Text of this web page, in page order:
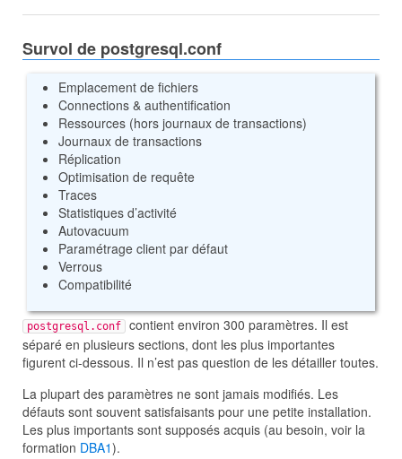
Survol de postgresql.conf
Emplacement de fichiers
Connections & authentification
Ressources (hors journaux de transactions)
Journaux de transactions
Réplication
Optimisation de requête
Traces
Statistiques d’activité
Autovacuum
Paramétrage client par défaut
Verrous
Compatibilité
postgresql.conf
contient environ 300 paramètres. Il est
séparé en plusieurs sections, dont les plus importantes
figurent ci-dessous. Il n’est pas question de les détailler toutes.
La plupart des paramètres ne sont jamais modifiés. Les
défauts sont souvent satisfaisants pour une petite installation.
Les plus importants sont supposés acquis (au besoin, voir la
formation DBA1).